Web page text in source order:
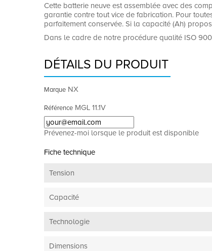
Cette batterie neuve est assemblée avec des
garantie contre tout vice de fabrication. Pour
parfaitement conservée. Si la capacité (Ah)
Dans le cadre de notre procédure qualité ISO
DÉTAILS DU PRODUIT
Marque NX
Référence MGL 11.1V
Prévenez-moi lorsque le produit est disponible
Fiche technique
Tension
Capacité
Technologie
Dimensions